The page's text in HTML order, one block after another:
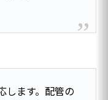
します。配管の